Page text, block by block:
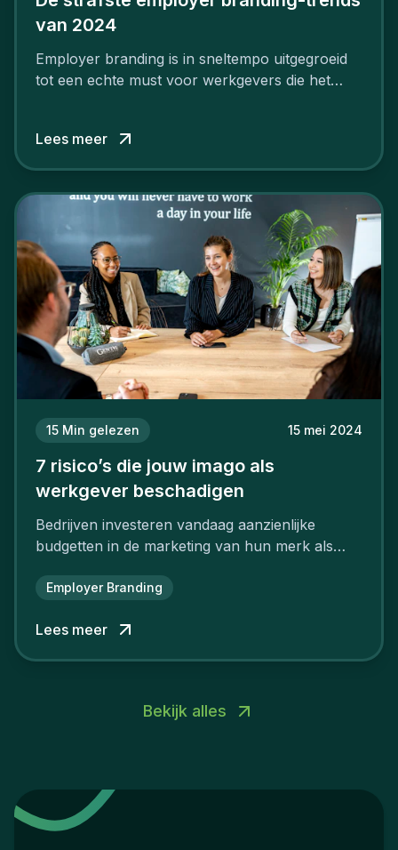
van 2024
Employer branding is in sneltempo uitgegroeid
tot een echte must voor werkgevers die het
Lees meer
15 Min gelezen 15 mei 2024
7 risico’s die jouw imago als
werkgever beschadigen
Bedrijven investeren vandaag aanzienlijke
budgetten in de marketing van hun merk als
Employer Branding
Lees meer
Bekijk alles